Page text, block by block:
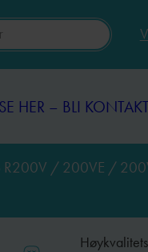
HER – BLI
R200V / 200VE /
Høykvalitets
HER – BLI